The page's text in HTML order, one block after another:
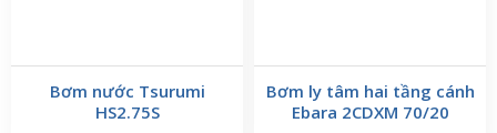
Bơm nước Tsurumi
HS2.75S
Bơm ly tâm hai tầng cánh
Ebara 2CDXM 70/20